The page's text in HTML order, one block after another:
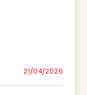
21/04/2026